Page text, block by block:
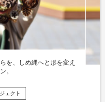
を、しめ縄へと形を変え
。
ェクト